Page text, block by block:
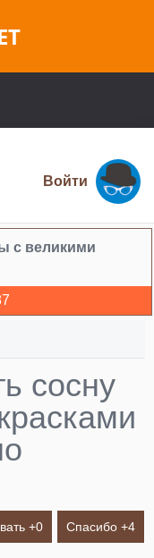
Войти
с великими
сосну
+0 Спасибо +4